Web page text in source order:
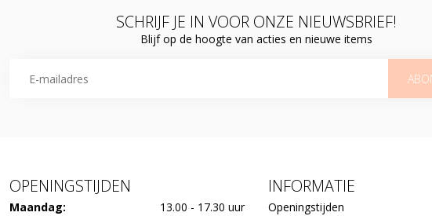
SCHRIJF JE IN VOOR ONZE NIEUWSBRIEF!
Blijf op de hoogte van acties en nieuwe items
OPENINGSTIJDEN
Maandag:
13.00 - 17.30 uur
INFORMATIE
Openingstijden